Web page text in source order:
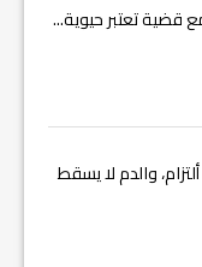
قضية تعتبر حيوية...
والدم لا يسقط